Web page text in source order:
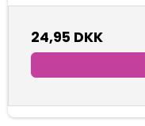
24,95 DKK